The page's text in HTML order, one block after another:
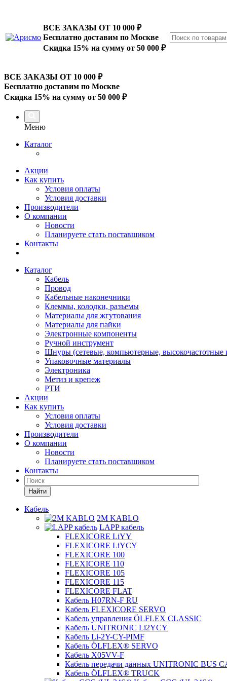
ВСЕ ЗАКАЗЫ ОТ 10 000 ₽
Бесплатно доставим по Москве
Скидка 15% на сумму от 50 000 ₽
ВСЕ ЗАКАЗЫ ОТ 10 000 ₽
Бесплатно доставим по Москве
Скидка 15% на сумму от 50 000 ₽
Меню
Каталог
Акции
Как купить
Условия оплаты
Условия доставки
Производители
О компании
Новости
Планируете стать поставщиком
Контакты
Каталог
Кабель
Провод
Кабельные наконечники
Клеммы, колодки, разъемы
Материалы для жгутования
Материалы для пайки
Электронные компоненты
Ручной инструмент
Шнуры (сетевые, компьютерные, высокочастотные
Упаковочные материалы
Электроника
Метиз и крепеж
РТИ
Акции
Как купить
Условия оплаты
Условия доставки
Производители
О компании
Новости
Планируете стать поставщиком
Контакты
Найти
Кабель
2M KABLO
LAPP кабель
FLEXICORE LiYY
FLEXICORE LiYCY
FLEXICORE 100
FLEXICORE 110
FLEXICORE 105
FLEXICORE 115
FLEXICORE FLAT
Кабель H07RN-F RU
Кабель FLEXICORE SERVO
Кабель управления ÖLFLEX CLASSIC
Кабель UNITRONIC Li2YCY
Кабель Li-2Y-CY-PIMF
Кабель ÖLFLEX® SERVO
Кабель X05VV-F
Кабель передачи данных UNITRONIC BUS
Кабель ÖLFLEX® TRUCK